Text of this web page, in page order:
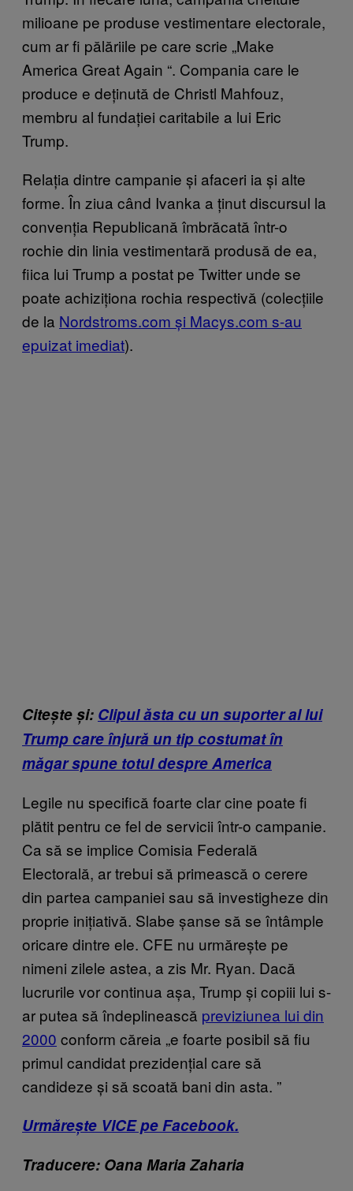
milioane pe produse vestimentare electorale,
cum ar fi pălăriile pe care scrie „Make
America Great Again “. Compania care le
produce e deținută de Christl Mahfouz,
membru al fundației caritabile a lui Eric
Trump.
Relația dintre campanie și afaceri ia și alte
forme. În ziua când Ivanka a ținut discursul la
convenția Republicană îmbrăcată într-o
rochie din linia vestimentară produsă de ea,
fiica lui Trump a postat pe Twitter unde se
poate achiziționa rochia respectivă (colecțiile
de la Nordstroms.com și Macys.com s-au
epuizat imediat).
Citește și: Clipul ăsta cu un suporter al lui
Trump care înjură un tip costumat în
măgar spune totul despre America
Legile nu specifică foarte clar cine poate fi
plătit pentru ce fel de servicii într-o campanie.
Ca să se implice Comisia Federală
Electorală, ar trebui să primească o cerere
din partea campaniei sau să investigheze din
proprie inițiativă. Slabe șanse să se întâmple
oricare dintre ele. CFE nu urmărește pe
nimeni zilele astea, a zis Mr. Ryan. Dacă
lucrurile vor continua așa, Trump și copiii lui s-
ar putea să îndeplinească previziunea lui din
2000 conform căreia „e foarte posibil să fiu
primul candidat prezidențial care să
candideze și să scoată bani din asta. ”
Urmărește VICE pe Facebook.
Traducere: Oana Maria Zaharia